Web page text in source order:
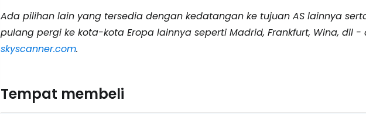
Ada pilihan lain yang tersedia dengan kedatangan ke tujuan AS lainnya
pulang pergi ke kota-kota Eropa lainnya seperti Madrid, Frankfurt, Wina, dll -
skyscanner.com.
Tempat membeli